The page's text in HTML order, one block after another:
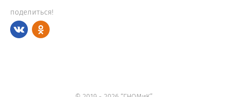
поделиться!